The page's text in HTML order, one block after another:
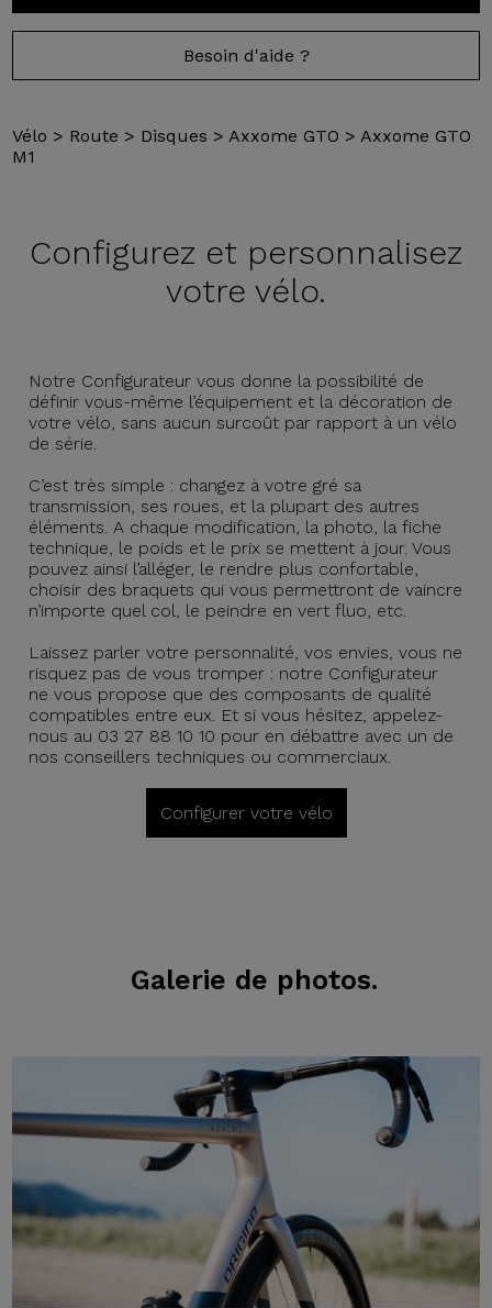
Besoin d'aide ?
Vélo > Route > Disques > Axxome GTO > Axxome GTO
M1
Configurez et personnalisez
votre vélo.
Notre Configurateur vous donne la possibilité de
définir vous-même l’équipement et la décoration de
votre vélo, sans aucun surcoût par rapport à un vélo
de série.
C’est très simple : changez à votre gré sa
transmission, ses roues, et la plupart des autres
éléments. A chaque modification, la photo, la fiche
technique, le poids et le prix se mettent à jour. Vous
pouvez ainsi l’alléger, le rendre plus confortable,
choisir des braquets qui vous permettront de vaincre
n’importe quel col, le peindre en vert fluo, etc.
Laissez parler votre personnalité, vos envies, vous ne
risquez pas de vous tromper : notre Configurateur
ne vous propose que des composants de qualité
compatibles entre eux. Et si vous hésitez, appelez-
nous au 03 27 88 10 10 pour en débattre avec un de
nos conseillers techniques ou commerciaux.
Configurer votre vélo
Galerie de photos.